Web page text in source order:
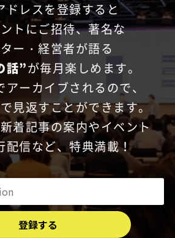
ドレスを登録すると
トにご招待、著名な
ー・経営者が語る
話”が毎月楽しめます。
ーカイブされるので、
見返すことができます。
着記事の案内やイベント
配信など、特典満載！